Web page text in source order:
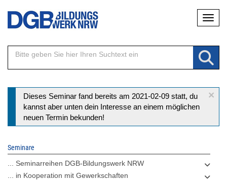
Direkt
Inhalt
×
Statusmeldung
Dieses Seminar fand bereits am 2021-02-09 statt, du
kannst aber unten dein Interesse an einem möglichen
neuen Termin bekunden!
Seminare
... Seminarreihen DGB-Bildungswerk NRW
... in Kooperation mit Gewerkschaften